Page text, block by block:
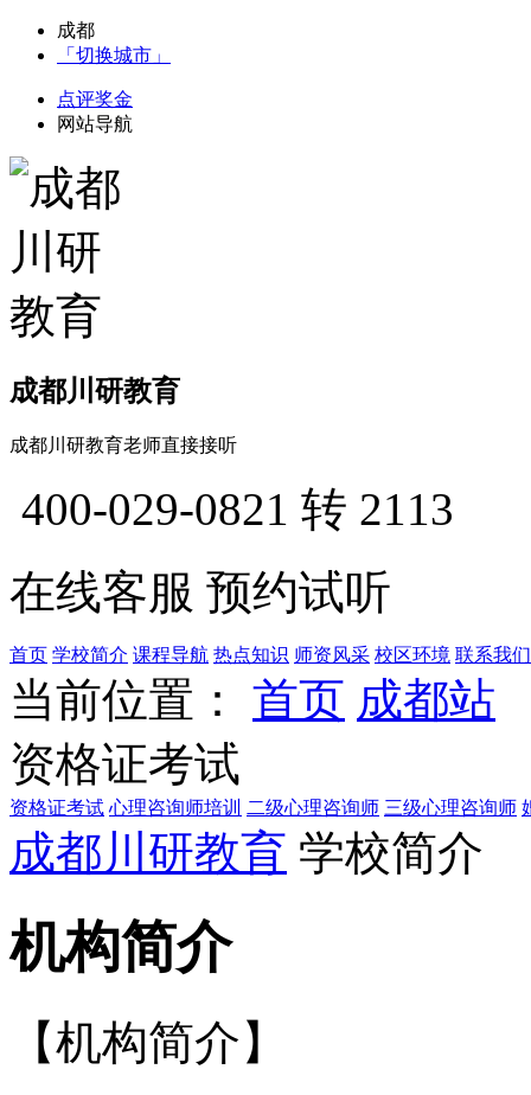
成都
「切换城市」
点评奖金
网站导航
成都川研教育
成都川研教育老师直接接听
400-029-0821 转 2113
在线客服 预约试听
首页 学校简介 课程导航 热点知识 师资风采 校区环境 联系我们
当前位置： 首页 成都站
资格证考试
资格证考试 心理咨询师培训 二级心理咨询师 三级心理咨询师
成都川研教育 学校简介
机构简介
【机构简介】